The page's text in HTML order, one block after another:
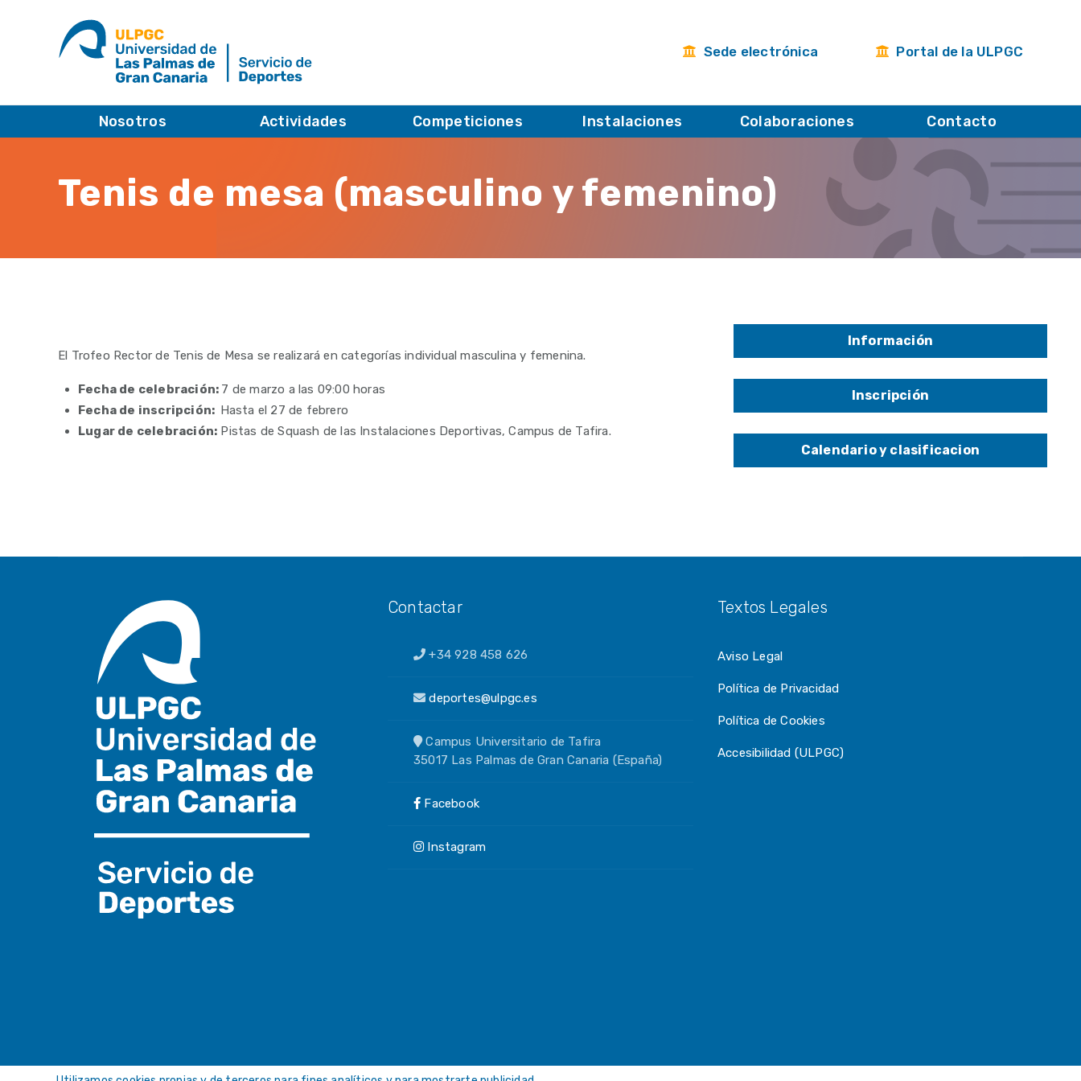
Sede electrónica Portal de la ULPGC
Nosotros Actividades Competiciones Instalaciones Colaboraciones Contacto
Tenis de mesa (masculino y femenino)
El Trofeo Rector de Tenis de Mesa se realizará en categorías individual masculina y femenina.
Fecha de celebración: 7 de marzo a las 09:00 horas
Fecha de inscripción: Hasta el 27 de febrero
Lugar de celebración: Pistas de Squash de las Instalaciones Deportivas, Campus de Tafira.
Información
Inscripción
Calendario y clasificacion
Contactar
+34 928 458 626
deportes@ulpgc.es
Campus Universitario de Tafira
35017 Las Palmas de Gran Canaria (España)
Facebook
Instagram
Textos Legales
Aviso Legal
Política de Privacidad
Política de Cookies
Accesibilidad (ULPGC)